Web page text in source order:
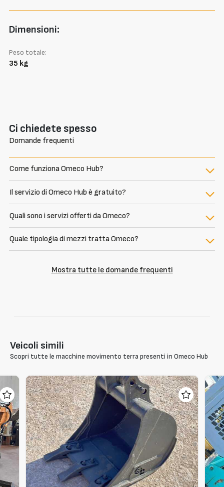
Dimensioni:
Peso totale:
35 kg
Ci chiedete spesso
Domande frequenti
Come funziona Omeco Hub?
Il servizio di Omeco Hub è gratuito?
Quali sono i servizi offerti da Omeco?
Quale tipologia di mezzi tratta Omeco?
Mostra tutte le domande frequenti
Veicoli simili
Scopri tutte le macchine movimento terra presenti in Omeco Hub